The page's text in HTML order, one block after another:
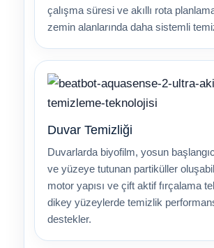
çalışma süresi ve akıllı rota
zemin alanlarında daha sistemli
Duvar Temizliği
Duvarlarda biyofilm, yosun
ve yüzeye tutunan partiküller
motor yapısı ve çift aktif fırçalama
dikey yüzeylerde temizlik
destekler.